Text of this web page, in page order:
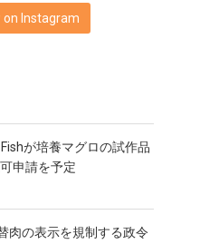
on Instagram
が培養マグロの試作品
申請を予定
肉の表示を規制する政令